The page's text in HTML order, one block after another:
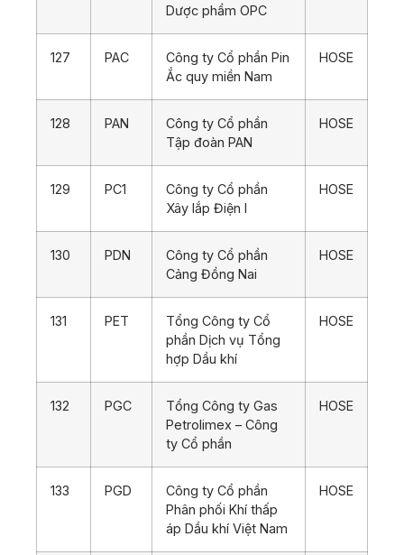
Dược phẩm OPC
127 PAC
Công ty Cổ phần Pin
Ắc quy miền Nam
HOSE
128 PAN
Công ty Cổ phần
Tập đoàn PAN
HOSE
129 PC1
Công ty Cổ phần
Xây lắp Điện I
HOSE
130 PDN
Công ty Cổ phần
Cảng Đồng Nai
HOSE
131 PET
Tổng Công ty Cổ
phần Dịch vụ Tổng
hợp Dầu khí
HOSE
132 PGC
Tổng Công ty Gas
Petrolimex – Công
ty Cổ phần
HOSE
133 PGD
Công ty Cổ phần
Phân phối Khí thấp
áp Dầu khí Việt Nam
HOSE